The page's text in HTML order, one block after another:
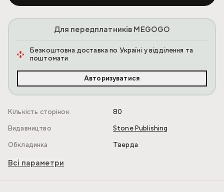
Для передплатників MEGOGO
Безкоштовна доставка по Україні у відділення та
поштомати
Авторизуватися
Кількість сторінок
80
Видавництво
Stone Publishing
Обкладинка
Тверда
Всі параметри